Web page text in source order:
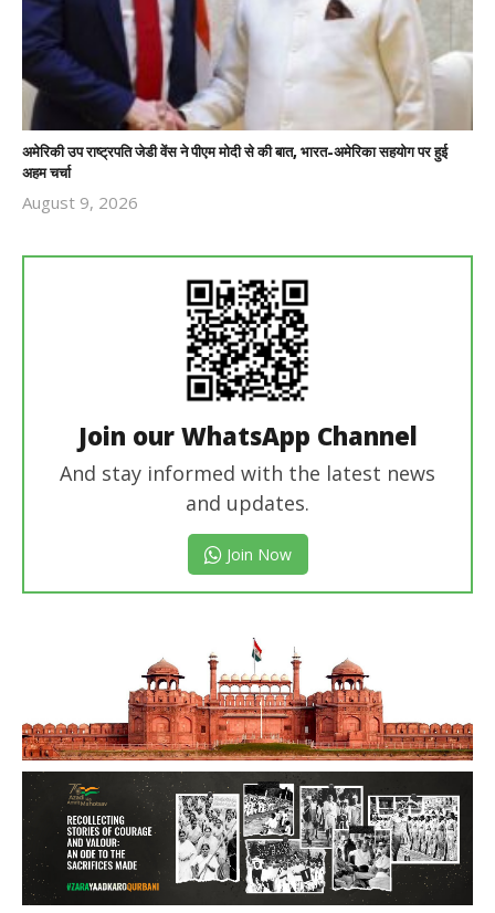
अमेरिकी उप राष्ट्रपति जेडी वेंस ने पीएम मोदी से की बात, भारत-अमेरिका सहयोग पर हुई
अहम चर्चा
August 9, 2026
Join our WhatsApp Channel
And stay informed with the latest news
and updates.
Join Now